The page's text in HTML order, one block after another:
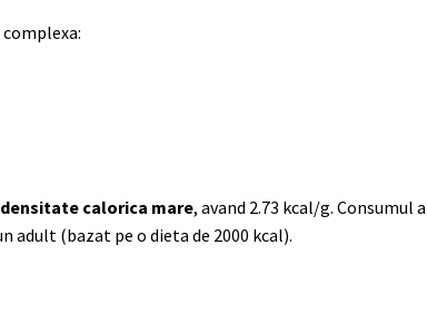
densitate calorica mare, avand 2.73 kcal/g. Consumul
(bazat pe o dieta de 2000 kcal).